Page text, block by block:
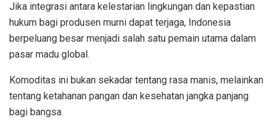
Jika integrasi antara kelestarian lingkungan dan kepastian
hukum bagi produsen murni dapat terjaga, Indonesia
berpeluang besar menjadi salah satu pemain utama dalam
pasar madu global.
Komoditas ini bukan sekadar tentang rasa manis, melainkan
tentang ketahanan pangan dan kesehatan jangka panjang
bagi bangsa.